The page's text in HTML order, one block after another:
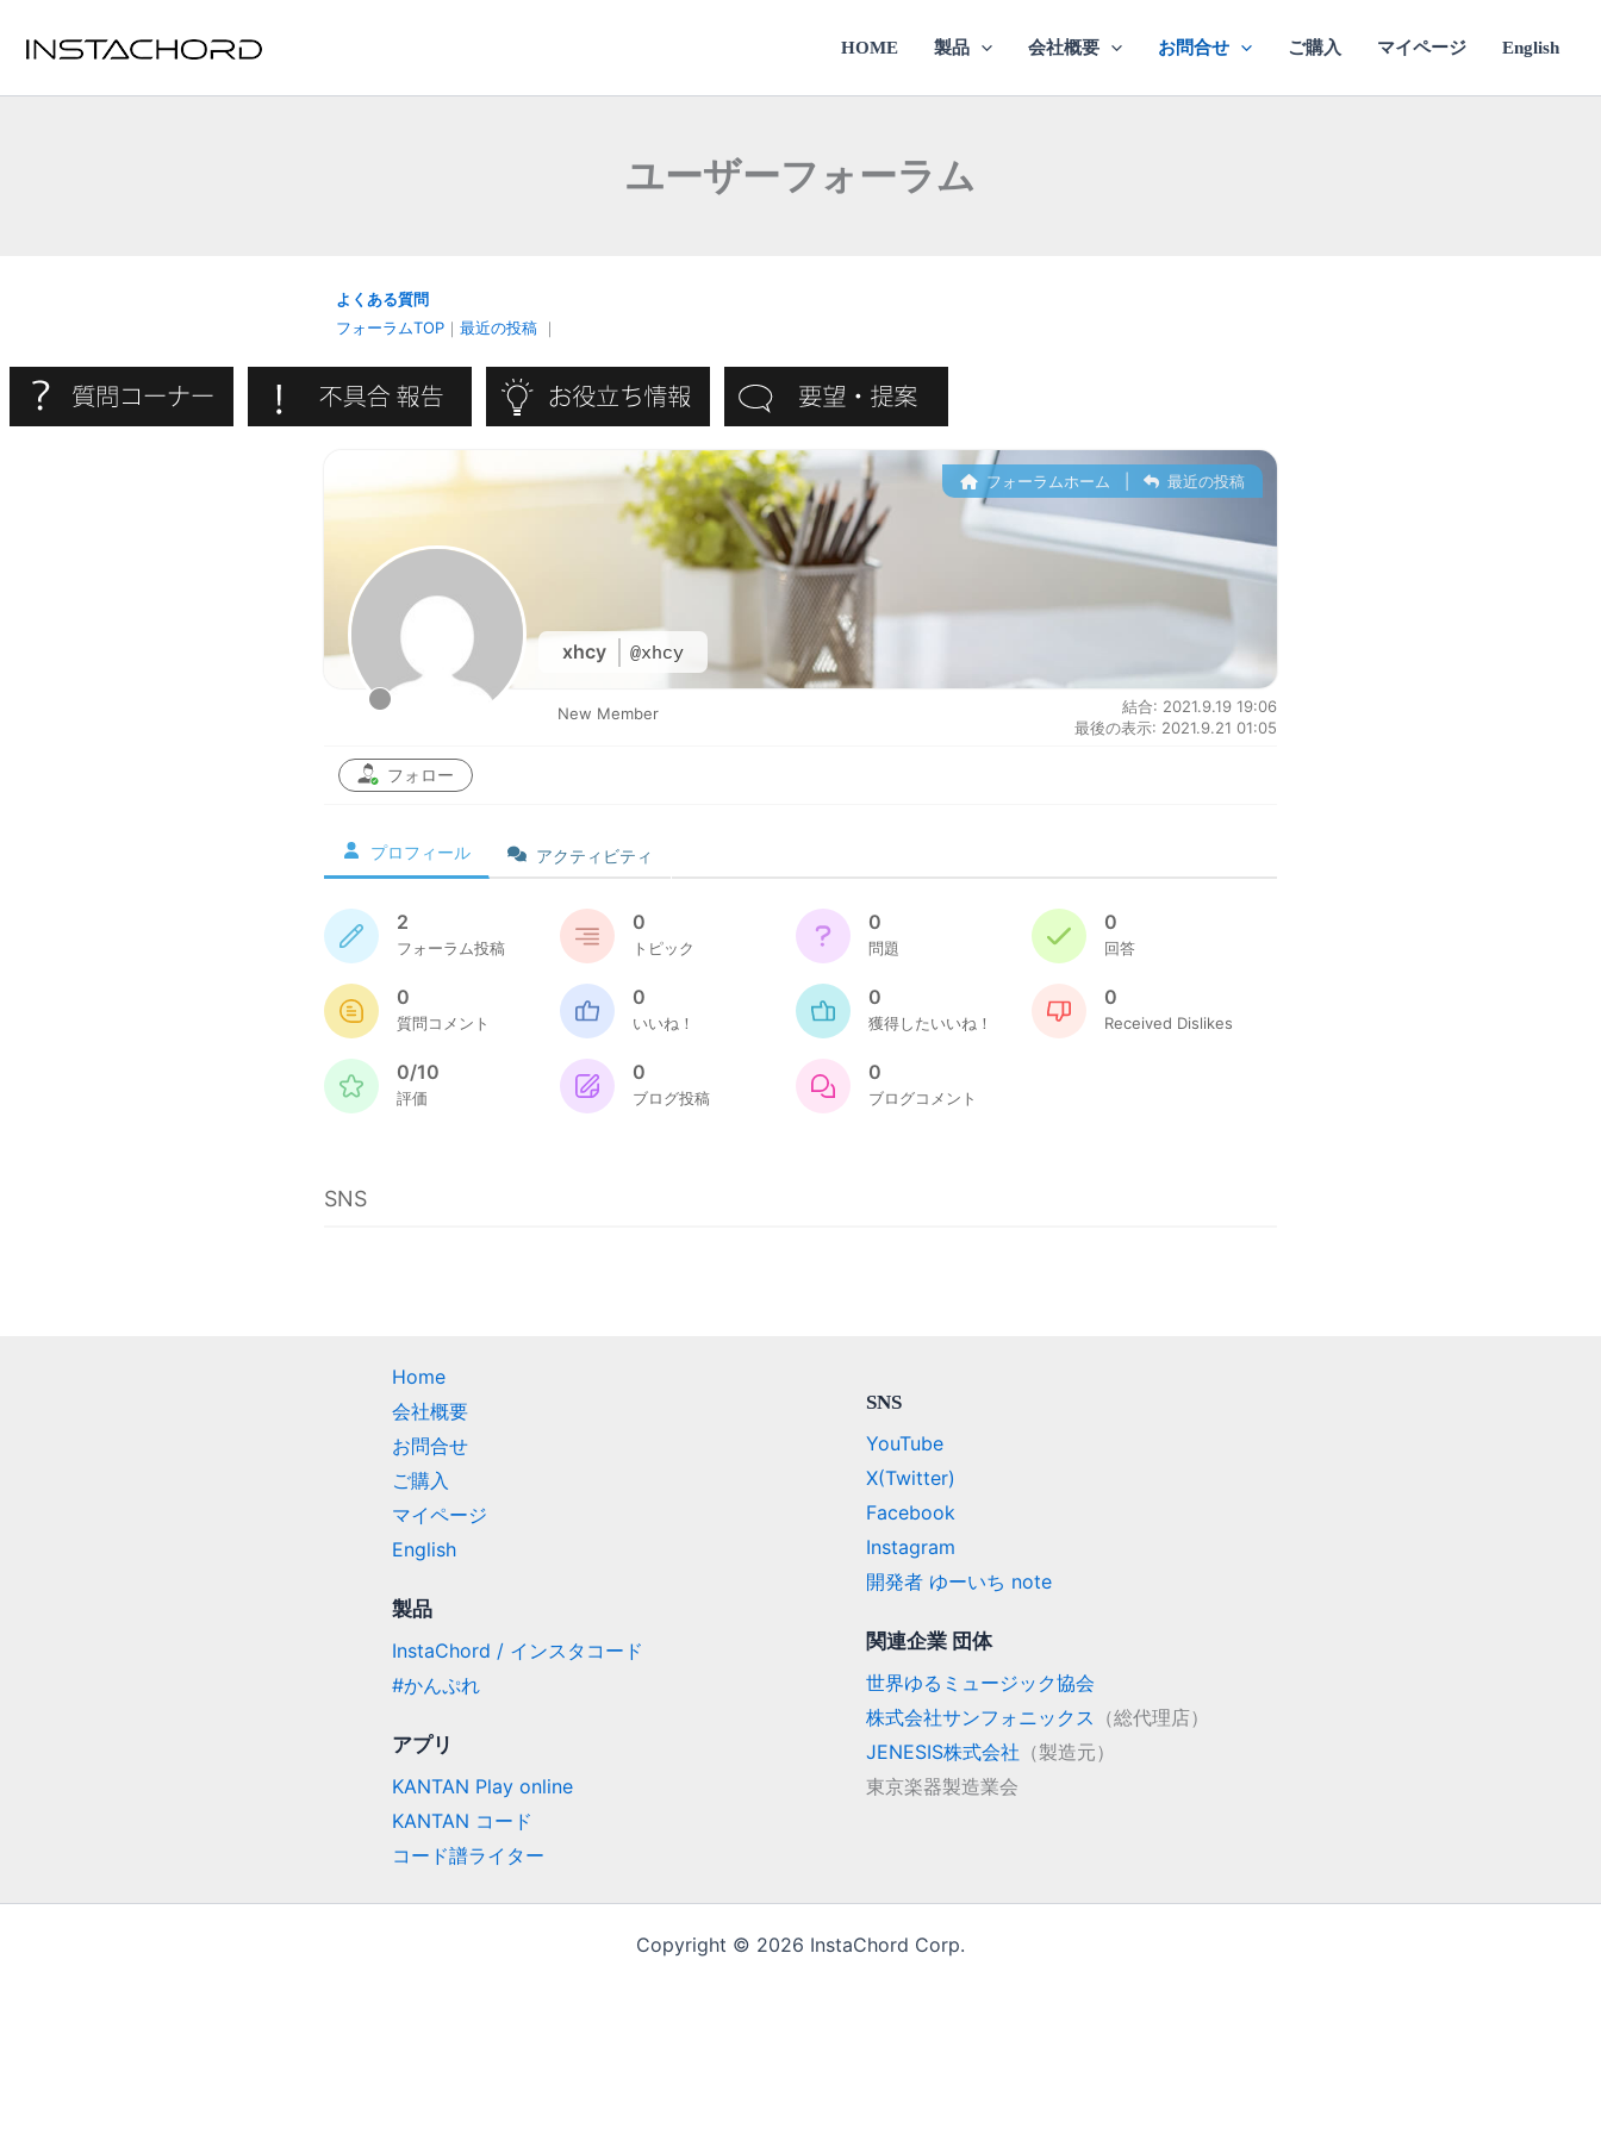
HOME 製品 会社概要 お問合せ ご購入 マイページ English
ユーザーフォーラム
よくある質問
フォーラムTOP ｜ 最近の投稿 ｜
xhcy @xhcy
フォーラムホーム 最近の投稿
New Member
結合: 2021.9.19 19:06
最後の表示: 2021.9.21 01:05
フォロー
プロフィール アクティビティ
2
フォーラム投稿
0
トピック
0
問題
0
回答
0
質問コメント
0
いいね！
0
獲得したいいね！
0
Received Dislikes
0/10
評価
0
ブログ投稿
0
ブログコメント
SNS
Home
会社概要
お問合せ
ご購入
マイページ
English
製品
InstaChord / インスタコード
#かんぷれ
アプリ
KANTAN Play online
KANTAN コード
コード譜ライター
SNS
YouTube
X(Twitter)
Facebook
Instagram
開発者 ゆーいち note
関連企業 団体
世界ゆるミュージック協会
株式会社サンフォニックス （総代理店）
JENESIS株式会社 （製造元）
東京楽器製造業会
Copyright © 2026 InstaChord Corp.